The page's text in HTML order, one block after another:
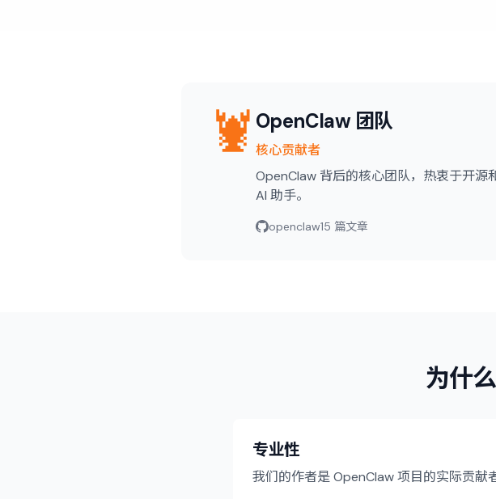
🦞 OpenClaw 团队
核心贡献者
OpenClaw 背后的核心团队，热衷于开源
AI 助手。
openclaw15 篇文章
为什
专业性
我们的作者是 OpenClaw 项目的实际贡献